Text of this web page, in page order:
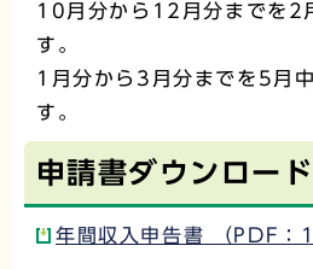
10月分から12月分までを2
す。
1月分から3月分までを5月
す。
申請書ダウンロード
年間収入申告書 （PDF：